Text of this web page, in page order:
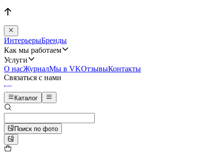
ИнтерьерыБренды
Как мы работаем
Услуги
О насЖурналМы в VKОтзывыКонтакты
Связаться с нами
Каталог
Поиск по фото